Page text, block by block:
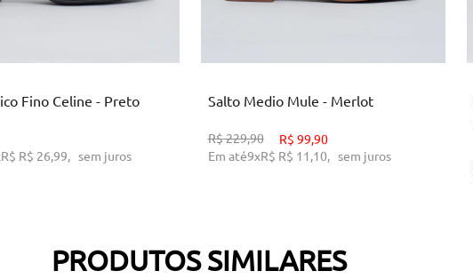
Fino Celine - Preto
R$ R$ 26,99, sem juros
Salto Medio Mule - Merlot
R$229,90 R$ 99,90
Em até9xR$ R$ 11,10, sem juros
PRODUTOS SIMILARES